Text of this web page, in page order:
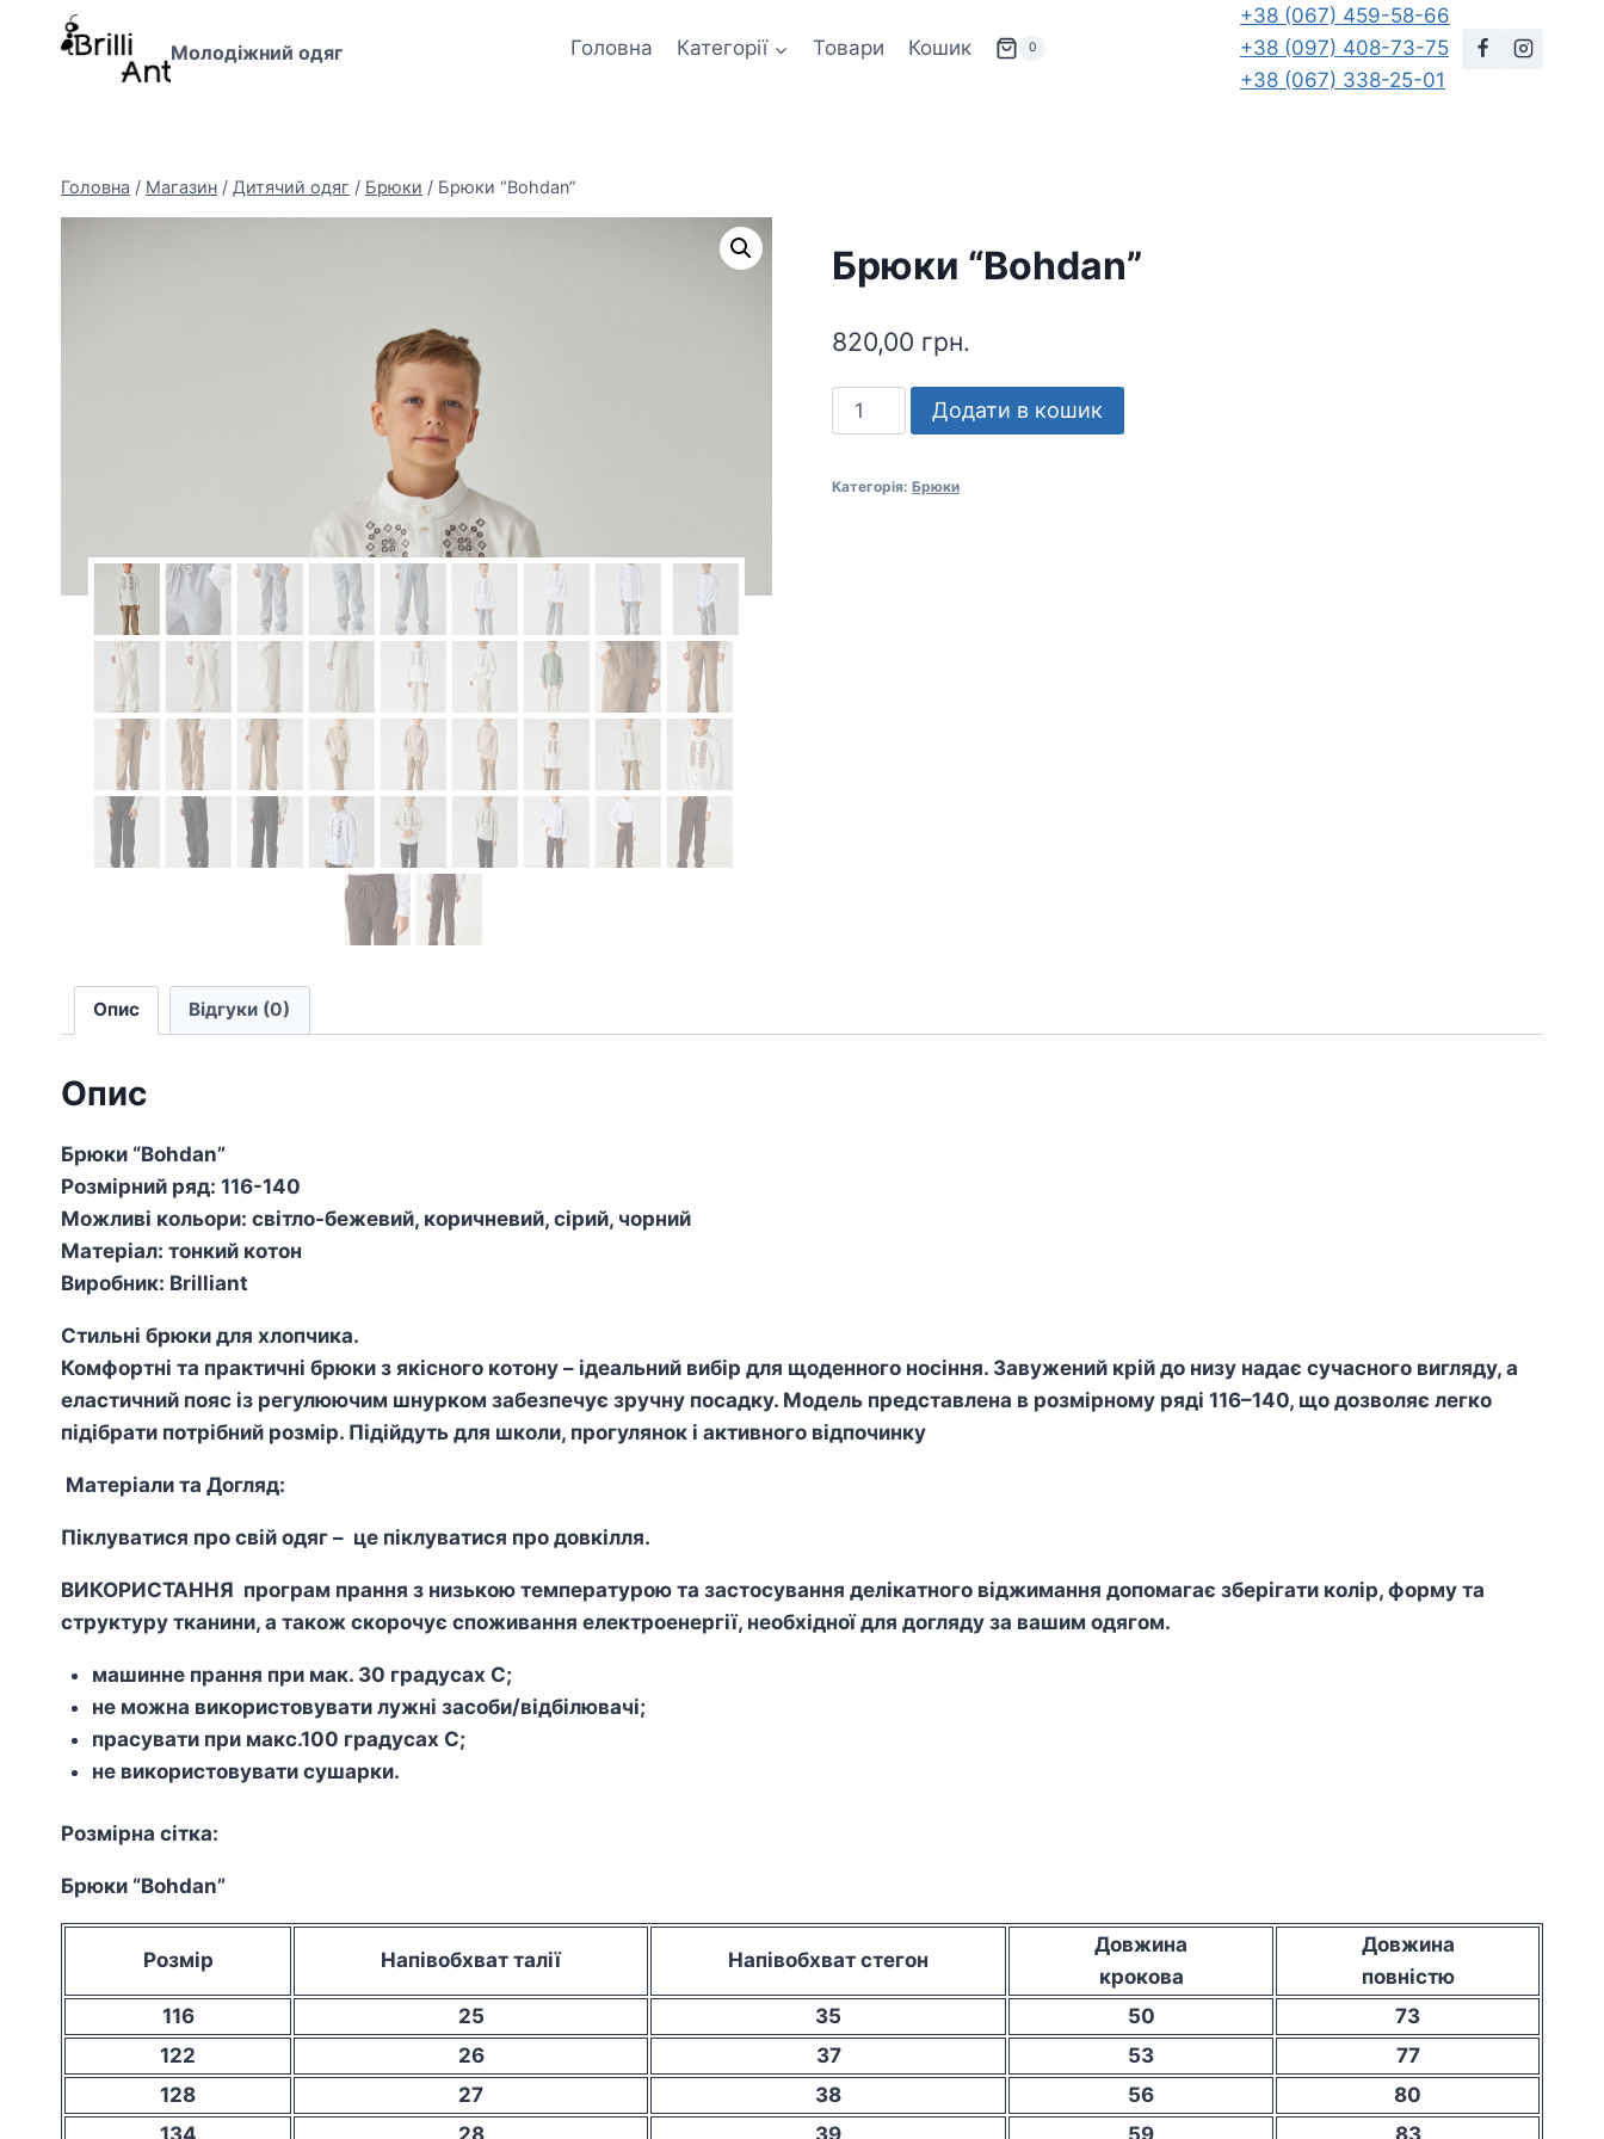
Перейти
Молодіжний одяг Головна Категорії Товари Кошик 0
+38 (067) 459-58-66
+38 (097) 408-73-75
+38 (067) 338-25-01
Головна / Магазин / Дитячий одяг / Брюки / Брюки “Bohdan”
Брюки “Bohdan”
820,00 грн.
Брюки
"Bohdan"
Додати в кошик
Категорія: Брюки
Опис Відгуки (0)
Опис
Брюки “Bohdan”
Розмірний ряд: 116-140
Можливі кольори: світло-бежевий, коричневий, сірий, чорний
Матеріал: тонкий котон
Виробник: Brilliant
Стильні брюки для хлопчика.
Комфортні та практичні брюки з якісного котону – ідеальний вибір для щоденного носіння. Завужений крій до низу надає сучасного вигляду, а
еластичний пояс із регулюючим шнурком забезпечує зручну посадку. Модель представлена в розмірному ряді 116–140, що дозволяє легко
підібрати потрібний розмір. Підійдуть для школи, прогулянок і активного відпочинку
Матеріали та Догляд:
Піклуватися про свій одяг – це піклуватися про довкілля.
ВИКОРИСТАННЯ програм прання з низькою температурою та застосування делікатного віджимання допомагає зберігати колір, форму та
структуру тканини, а також скорочує споживання електроенергії, необхідної для догляду за вашим одягом.
машинне прання при мак. 30 градусах С;
не можна використовувати лужні засоби/відбілювачі;
прасувати при макс.100 градусах С;
не використовувати сушарки.
Розмірна сітка:
Брюки “Bohdan”
Розмір Напівобхват талії Напівобхват стегон
Довжина
крокова
Довжина
повністю
116
25 35 50
73
122
26 37 53
77
128
27 38 56
80